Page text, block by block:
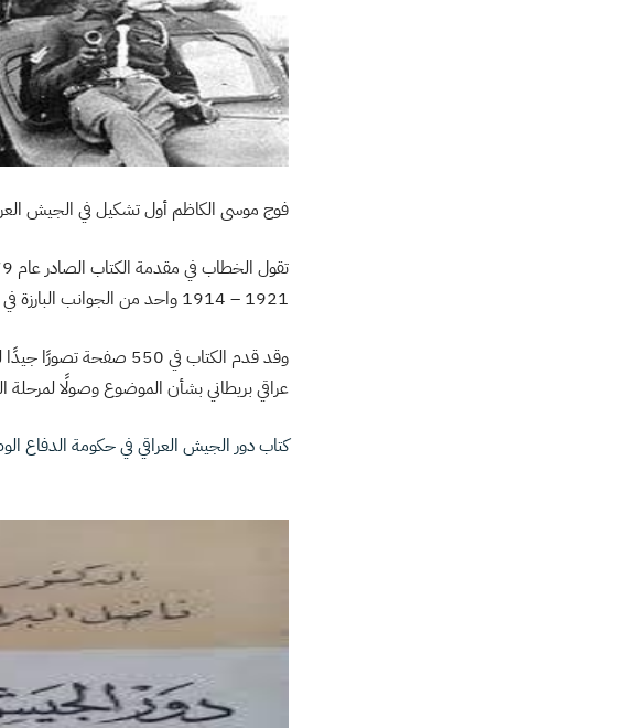
فوج موسى الكاظم أول تشكيل في الجيش
1921 – 1914 واحد من الجوانب البارزة في تاريخ العراق الحديث التي بغيرها تبقى مسألة فهم تاريخ العراق الحديث قاصرة”.
وقد قدم الكتاب في
عراقي بريطاني بشأن الموضوع وصولًا لمرحلة
كتاب دور الجيش العراقي في حكومة الدفاع